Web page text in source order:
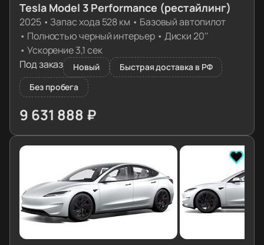
Tesla Model 3 Performance (рестайлинг)
2025• Запас хода 528 км • Базовый автопилот
• Полностью черный интерьер• Диски 20''
• Ускорение 3,1 сек
Под заказ
Новый
Быстрая доставка в РФ
Без пробега
9 631 888 ₽
≈ 97 507€